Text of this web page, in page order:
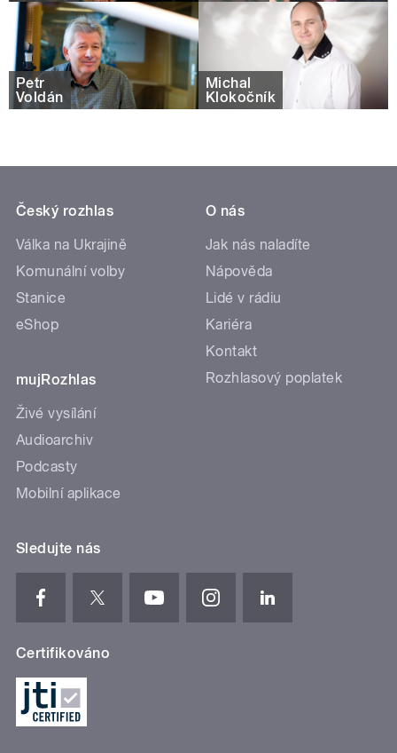
Petr
Voldán
Michal
Klokočník
Český rozhlas
Válka na Ukrajině
Komunální volby
Stanice
eShop
mujRozhlas
Živé vysílání
Audioarchiv
Podcasty
Mobilní aplikace
O nás
Jak nás naladíte
Nápověda
Lidé v rádiu
Kariéra
Kontakt
Rozhlasový poplatek
Sledujte nás
Certifikováno